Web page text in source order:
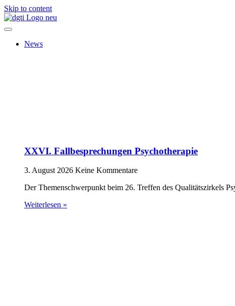
Skip to content
News
XXVI. Fallbesprechungen Psychotherapie
3. August 2026 Keine Kommentare
Der Themenschwerpunkt beim 26. Treffen des Qualitätszirkels
Weiterlesen »